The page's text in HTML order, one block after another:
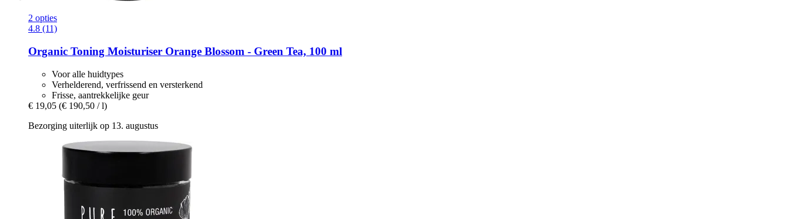
2 opties
4.8 (11)
Organic Toning Moisturiser Orange Blossom -​ Green Tea, 100 ml
Voor alle huidtypes
Verhelderend, verfrissend en versterkend
Frisse, aantrekkelijke geur
€ 19,05 (€ 190,50 / l)
Bezorging uiterlijk op 13. augustus